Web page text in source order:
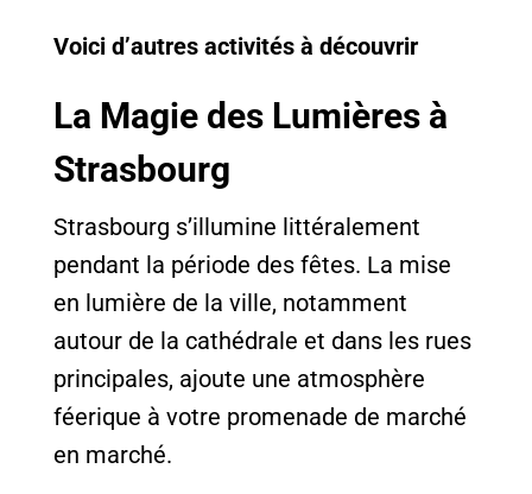
Voici d’autres activités à découvrir
La Magie des Lumières à
Strasbourg
Strasbourg s’illumine littéralement
pendant la période des fêtes. La mise
en lumière de la ville, notamment
autour de la cathédrale et dans les rues
principales, ajoute une atmosphère
féerique à votre promenade de marché
en marché.